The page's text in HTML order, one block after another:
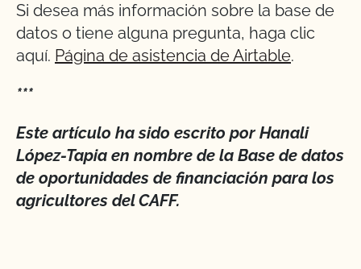
Si desea más información sobre la base de
datos o tiene alguna pregunta, haga clic
aquí. Página de asistencia de Airtable.
***
Este artículo ha sido escrito por Hanali
López-Tapia en nombre de la Base de datos
de oportunidades de financiación para los
agricultores del CAFF.